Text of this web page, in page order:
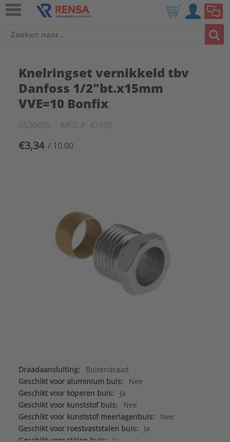
Knelringset vernikkeld tbv
Danfoss 1/2"bt.x15mm
VVE=10 Bonfix
0530405 MFG #: 47105
€3,34 / 10.00
Draadaansluiting:
Buitendraad
Geschikt voor aluminium buis:
Nee
Geschikt voor koperen buis:
Ja
Geschikt voor kunststof buis:
Nee
Geschikt voor kunststof meerlagenbuis:
Nee
Geschikt voor roestvaststalen buis:
Ja